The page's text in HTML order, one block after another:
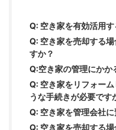
Q: 空き家を有効活用
Q: 空き家を売却する
すか？
Q:空き家の管理にかか
Q: 空き家をリフォー
うな手続きが必要です
Q: 空き家を管理会社
Q: 空き家を売却する